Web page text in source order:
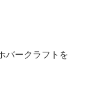
バークラフトを